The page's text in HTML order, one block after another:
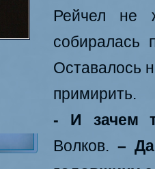
Рейчел не
собиралась
Оставалось
примирить.
- И зачем
Волков.–